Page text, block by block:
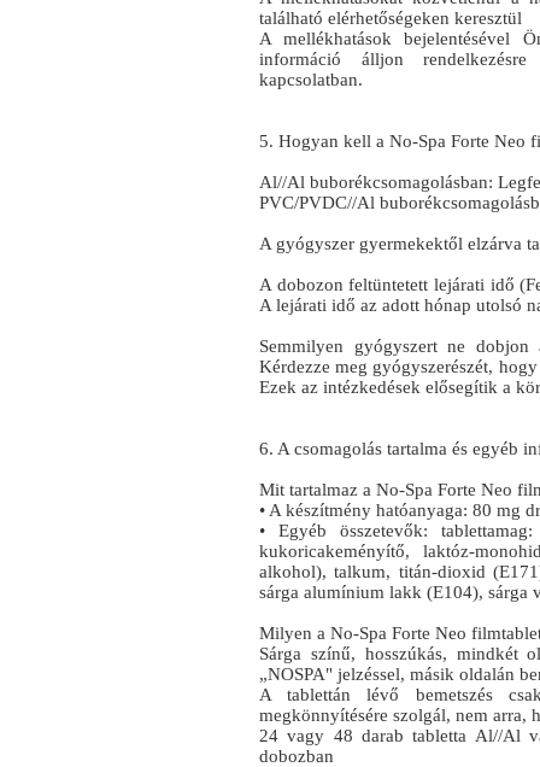
található elérhetőségeken keresztül
A mellékhatások bejelentésével
információ álljon
kapcsolatban.
5. Hogyan kell a No-Spa Forte Neo
Al//Al buborékcsomagolásban:
PVC/PVDC//Al
A gyógyszer gyermekektől elzárva
A dobozon feltüntetett lejárati idő
A lejárati idő az adott hónap utolsó
Semmilyen gyógyszert ne
Kérdezze meg gyógyszerészét,
Ezek az intézkedések elősegítik a
6. A csomagolás tartalma és egyéb
Mit tartalmaz a No-Spa Forte Neo
• A készítmény hatóanyaga: 80 mg
• Egyéb összetevők:
kukoricakeményítő, laktóz-
alkohol), talkum, titán-dioxid
sárga alumínium lakk (E104), sárga
Milyen a No-Spa Forte Neo
Sárga színű, hosszúkás, mindkét
„NOSPA" jelzéssel, másik oldalán
A tablettán lévő bemetszés
megkönnyítésére szolgál, nem arra,
24 vagy 48 darab tabletta Al//Al
dobozban